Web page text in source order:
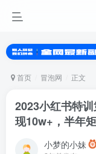
首页 冒泡网 正文
2023小红书特
现10w+，半年
小梦的小妹